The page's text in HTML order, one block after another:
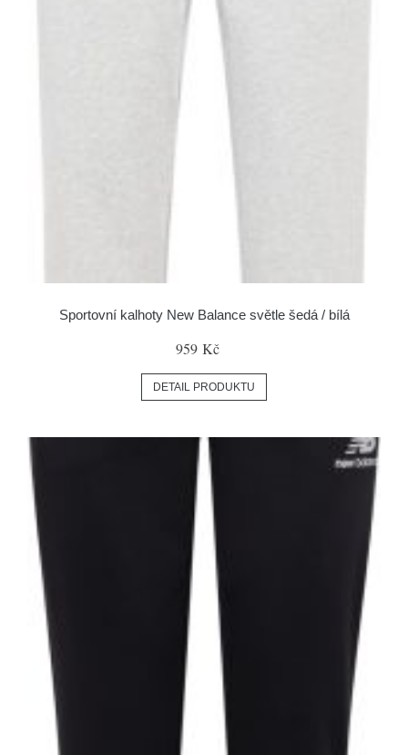
Sportovní kalhoty New Balance světle šedá / bílá
959 Kč
DETAIL PRODUKTU